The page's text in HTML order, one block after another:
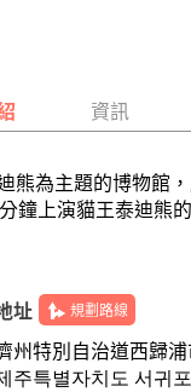
資訊
熊為主題的博物館
鐘上演貓王泰迪熊
址 規劃路線
州特別自治道西歸
주특별자치도 서귀